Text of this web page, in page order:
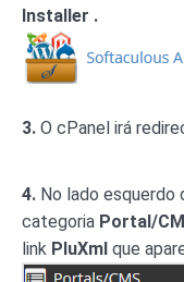
Installer .
3. O cPanel irá
4. No lado esquerdo
categoria Portal/
link PluXml que